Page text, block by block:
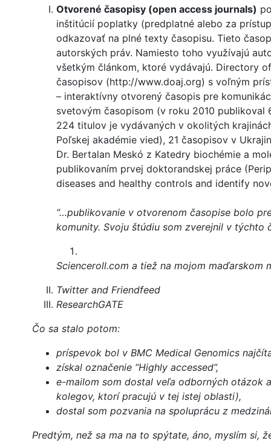
Otvorené časopisy (open access journals)
inštitúcií poplatky (predplatné alebo za
odkazovať na plné texty časopisu. Tieto
autorských práv. Namiesto toho využívajú
všetkým článkom, ktoré vydávajú. Directory
časopisov (http://www.doaj.org) s voľným
– interaktívny otvorený časopis pre
svetovým časopisom (v roku 2010
224 titulov je vydávaných v okolitých
Poľskej akadémie vied), 21 časopisov v
Dr. Bertalan Meskó z Katedry biochémie a
publikovaním prvej doktorandskej práce
diseases and healthy controls and identify
“…publikovanie v otvorenom časopise bolo
komunity. Svoju štúdiu som zverejnil v týchto
Scienceroll.com a tiež na mojom maďarskom
Twitter and Friendfeed
ResearchGATE
Čo sa stalo potom:
príspevok bol v BMC Medical Genomics
získal označenie “Highly accessed”,
e-mailom som dostal veľa odborných otázok
kolegov, ktorí pracujú v tej istej oblasti),
dostal som pozvania na spoluprácu z
Predtým, než sa ma na to spýtate, áno, myslím si,